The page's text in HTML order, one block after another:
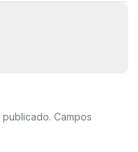
Campos